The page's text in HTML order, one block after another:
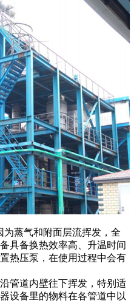
为蒸气和附面层流挥发，全
具备换热效率高、升温时间
热压泵，在使用过程中会有
管道内壁往下挥发，特别适
设备里的物料在各管道中以